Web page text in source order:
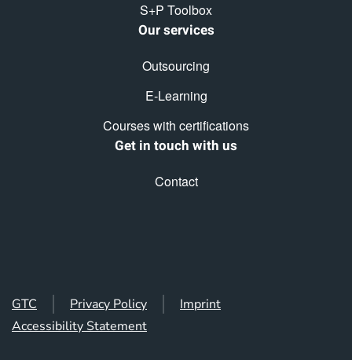
S+P Toolbox
Our services
Outsourcing
E-Learning
Courses with certifications
Get in touch with us
Contact
GTC Privacy Policy
Imprint
Accessibility Statement